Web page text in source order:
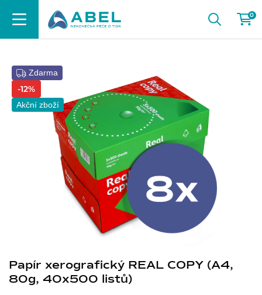
0
Zdarma
-12%
Akční zboží
Papír xerografický REAL COPY (A4,
80g, 40x500 listů)